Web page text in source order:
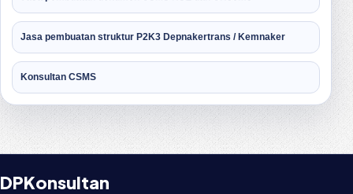
Jasa pembuatan struktur P2K3 Depnakertrans / Kemnaker
Konsultan CSMS
DPKonsultan